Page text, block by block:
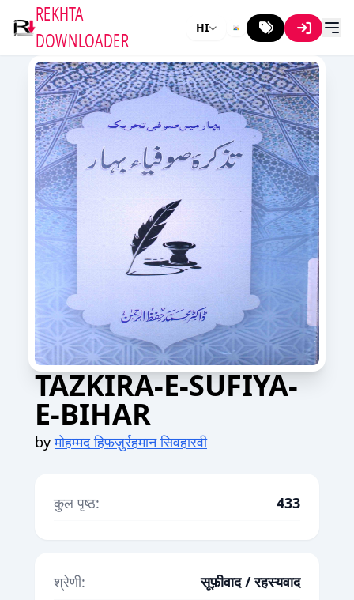
REKHTA
DOWNLOADER
HI
TAZKIRA-E-SUFIYA-
E-BIHAR
byमोहम्मद हिफ़ज़ुर्रहमान सिवहारवी
कुल पृष्ठ: 433
श्रेणी:
सूफ़ीवाद / रहस्यवाद